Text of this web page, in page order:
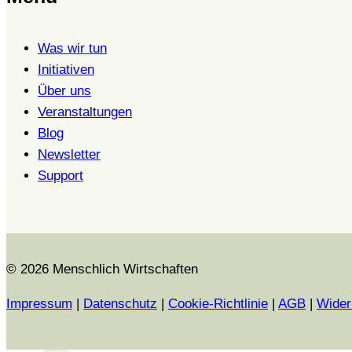
Was wir tun
Initiativen
Über uns
Veranstaltungen
Blog
Newsletter
Support
© 2026 Menschlich Wirtschaften
Impressum | Datenschutz | Cookie-Richtlinie | AGB |